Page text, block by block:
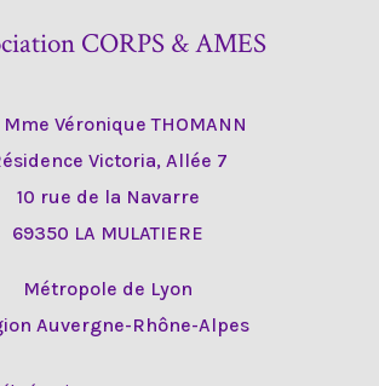
CORPS & AMES
Véronique THOMANN
Victoria, Allée 7
10 rue de la Navarre
69350 LA MULATIERE
Métropole de Lyon
Auvergne-Rhône-Alpes